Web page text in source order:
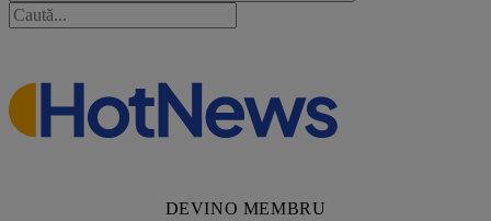
DEVINO MEMBRU